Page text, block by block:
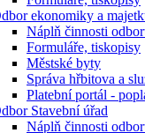
ekonomiky a
Náplň činnosti
Formuláře, tiskopisy
Městské byty
Správa hřbitova a
Platební portál -
Stavební úřad
Náplň činnosti